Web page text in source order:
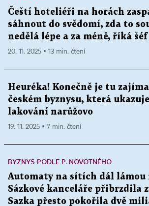
Čeští hoteliéři na horách
sáhnout do svědomí, zda to
nedělá lépe a za méně, říká
20. 11. 2025 ▪ 13 min. čtení
Heuréka! Konečně je tu
českém byznysu, která
lakování narůžovo
19. 11. 2025 ▪ 7 min. čtení
BYZNYS PODLE P. NOVOTNÉHO
Automaty na sítích dál lámou
Sázkové kanceláře přibrzdila
Sazka přesto pokořila dvě